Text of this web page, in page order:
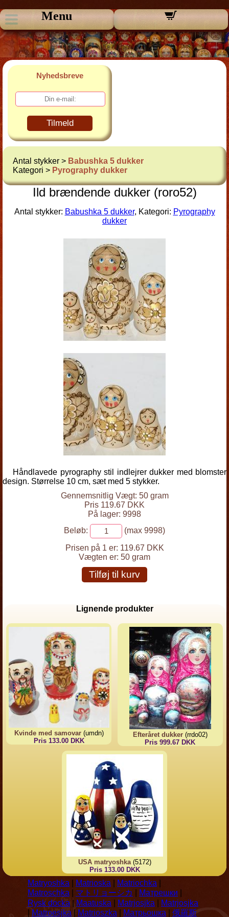
Menu
Nyhedsbreve
Tilmeld
Antal stykker > Babushka 5 dukker
Kategori > Pyrography dukker
Ild brændende dukker (roro52)
Antal stykker: Babushka 5 dukker, Kategori: Pyrography
dukker
Håndlavede pyrography stil indlejrer dukker med blomster
design. Størrelse 10 cm, sæt med 5 stykker.
Gennemsnitlig Vægt: 50 gram
Pris 119.67 DKK
På lager: 9998
Beløb:
(max 9998)
Prisen på 1 er: 119.67 DKK
Vægten er: 50 gram
Tilføj til kurv
Lignende produkter
Kvinde med samovar(umdn)
Pris 133.00 DKK
Efteråret dukker(rrdo02)
Pris 999.67 DKK
USA matryoshka(5172)
Pris 133.00 DKK
Matryoshka Matrioska Matriochka
Matroschka
マトリョーシカ Матрешки
Rysk docka
Maatuska Matrjosjka
Matrjosjka
Matroesjka Matrioszka Матрьошка 俄羅斯